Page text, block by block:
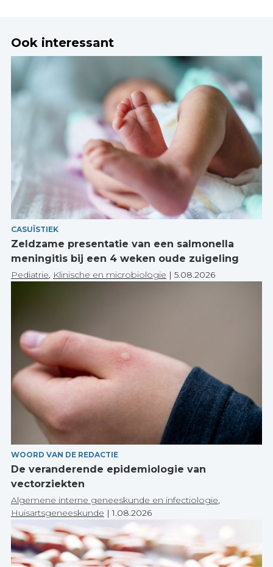
Ook interessant
CASUÏSTIEK
Zeldzame presentatie van een salmonella
meningitis bij een 4 weken oude zuigeling
Pediatrie, Klinische en microbiologie | 5.08.2026
WOORD VAN DE REDACTIE
De veranderende epidemiologie van
vectorziekten
Algemene interne geneeskunde en infectiologie,
Huisartsgeneeskunde |1.08.2026